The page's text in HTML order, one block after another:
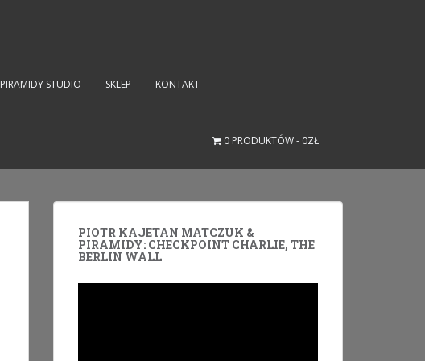
PIRAMIDY STUDIO SKLEP KONTAKT
0 PRODUKTÓW 0ZŁ
PIOTR KAJETAN MATCZUK &
PIRAMIDY: CHECKPOINT CHARLIE, THE
BERLIN WALL